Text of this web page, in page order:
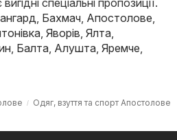
Бахмач Апостолове
Яворів Ялта
Балта Алушта Яремче
Одяг, взуття та спорт Апостолове